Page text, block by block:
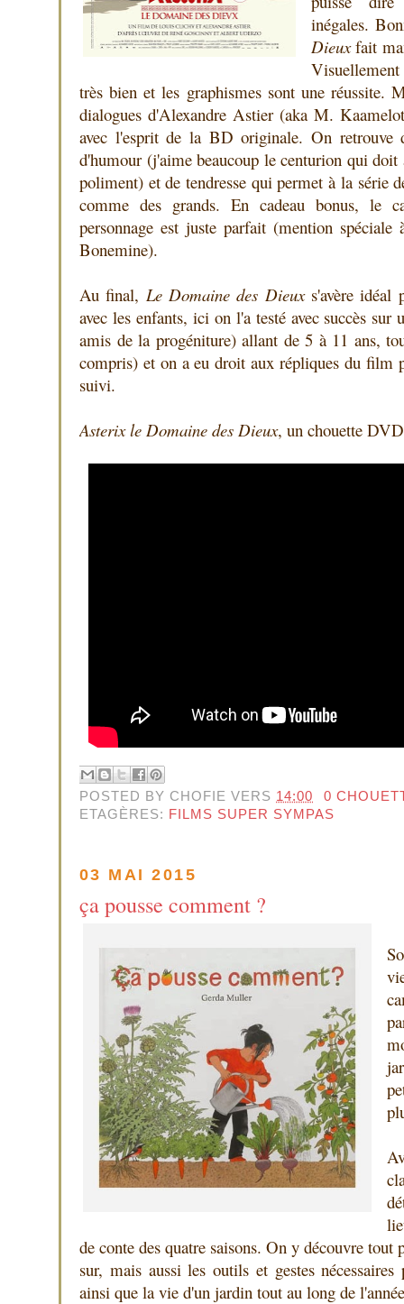
inégales.
Dieuxfait
très bien et les graphismes sont une réussite.
dialogues d'Alexandre Astier (aka M.
avec l'esprit de la BD originale. On retrouve
d'humour (j'aime beaucoup le centurion qui doit
poliment) et de tendresse qui permet à la série
comme des grands. En cadeau bonus, le
personnage est juste parfait (mention
Bonemine).
Au final, Le Domaine des Dieuxs'avère idéal
avec les enfants, ici on l'a testé avec succès
amis de la progéniture) allant de 5 à 11 ans,
compris) et on a eu droit aux répliques du film
suivi.
Asterix le Domaine des Dieux, un chouette
POSTED BY CHOFIE VERS 14:00
0
ETAGÈRES: FILMS SUPER SYMPAS
03 MAI 2015
ça pousse comment ?
de conte des quatre saisons. On y découvre
sur, mais aussi les outils et gestes
ainsi que la vie d'un jardin tout au long de